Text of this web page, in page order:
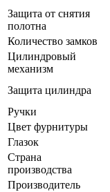
Защита от снятия
полотна
Количество замков
Цилиндровый
механизм
Защита цилиндра
Ручки
Цвет фурнитуры
Глазок
Страна
производства
Производитель